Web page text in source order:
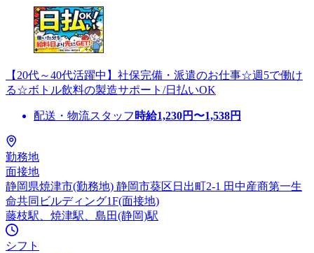
【20代～40代活躍中】社保完備・派遣のお仕事☆週5で働け
る☆ボトル飲料の製造サポート/日払いOK
配送・物流スタッフ 時給1,230円〜1,538円
勤務地
面接地
静岡県焼津市(勤務地) 静岡市葵区日出町2-1 田中産商第一生
命共同ビルディング1F(面接地)
藤枝駅、焼津駅、島田(静岡)駅
シフト